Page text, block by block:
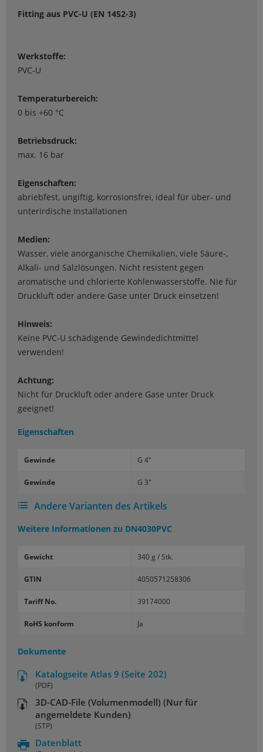
Fitting aus PVC-U (EN 1452-3)
Werkstoffe:
PVC-U
Temperaturbereich:
0 bis +60 °C
Betriebsdruck:
max. 16 bar
Eigenschaften:
abriebfest, ungiftig, korrosionsfrei, ideal für über- und
unterirdische Installationen
Medien:
Wasser, viele anorganische Chemikalien, viele Säure-,
Alkali- und Salzlösungen. Nicht resistent gegen
aromatische und chlorierte Kohlenwasserstoffe. Nie für
Druckluft oder andere Gase unter Druck einsetzen!
Hinweis:
Keine PVC-U schädigende Gewindedichtmittel
verwenden!
Achtung:
Nicht für Druckluft oder andere Gase unter Druck
geeignet!
Eigenschaften
Ge­win­de G 4"
Ge­win­de G 3"
Andere Varianten des Artikels
Weitere Informationen zu DN4030PVC
Gewicht 340 g / Stk.
GTIN 4050571258306
Tariff No. 39174000
RoHS konform Ja
Dokumente
Katalogseite Atlas 9 (Seite 202)
(PDF)
3D-CAD-File (Volumenmodell) (Nur für
angemeldete Kunden)
(STP)
Datenblatt